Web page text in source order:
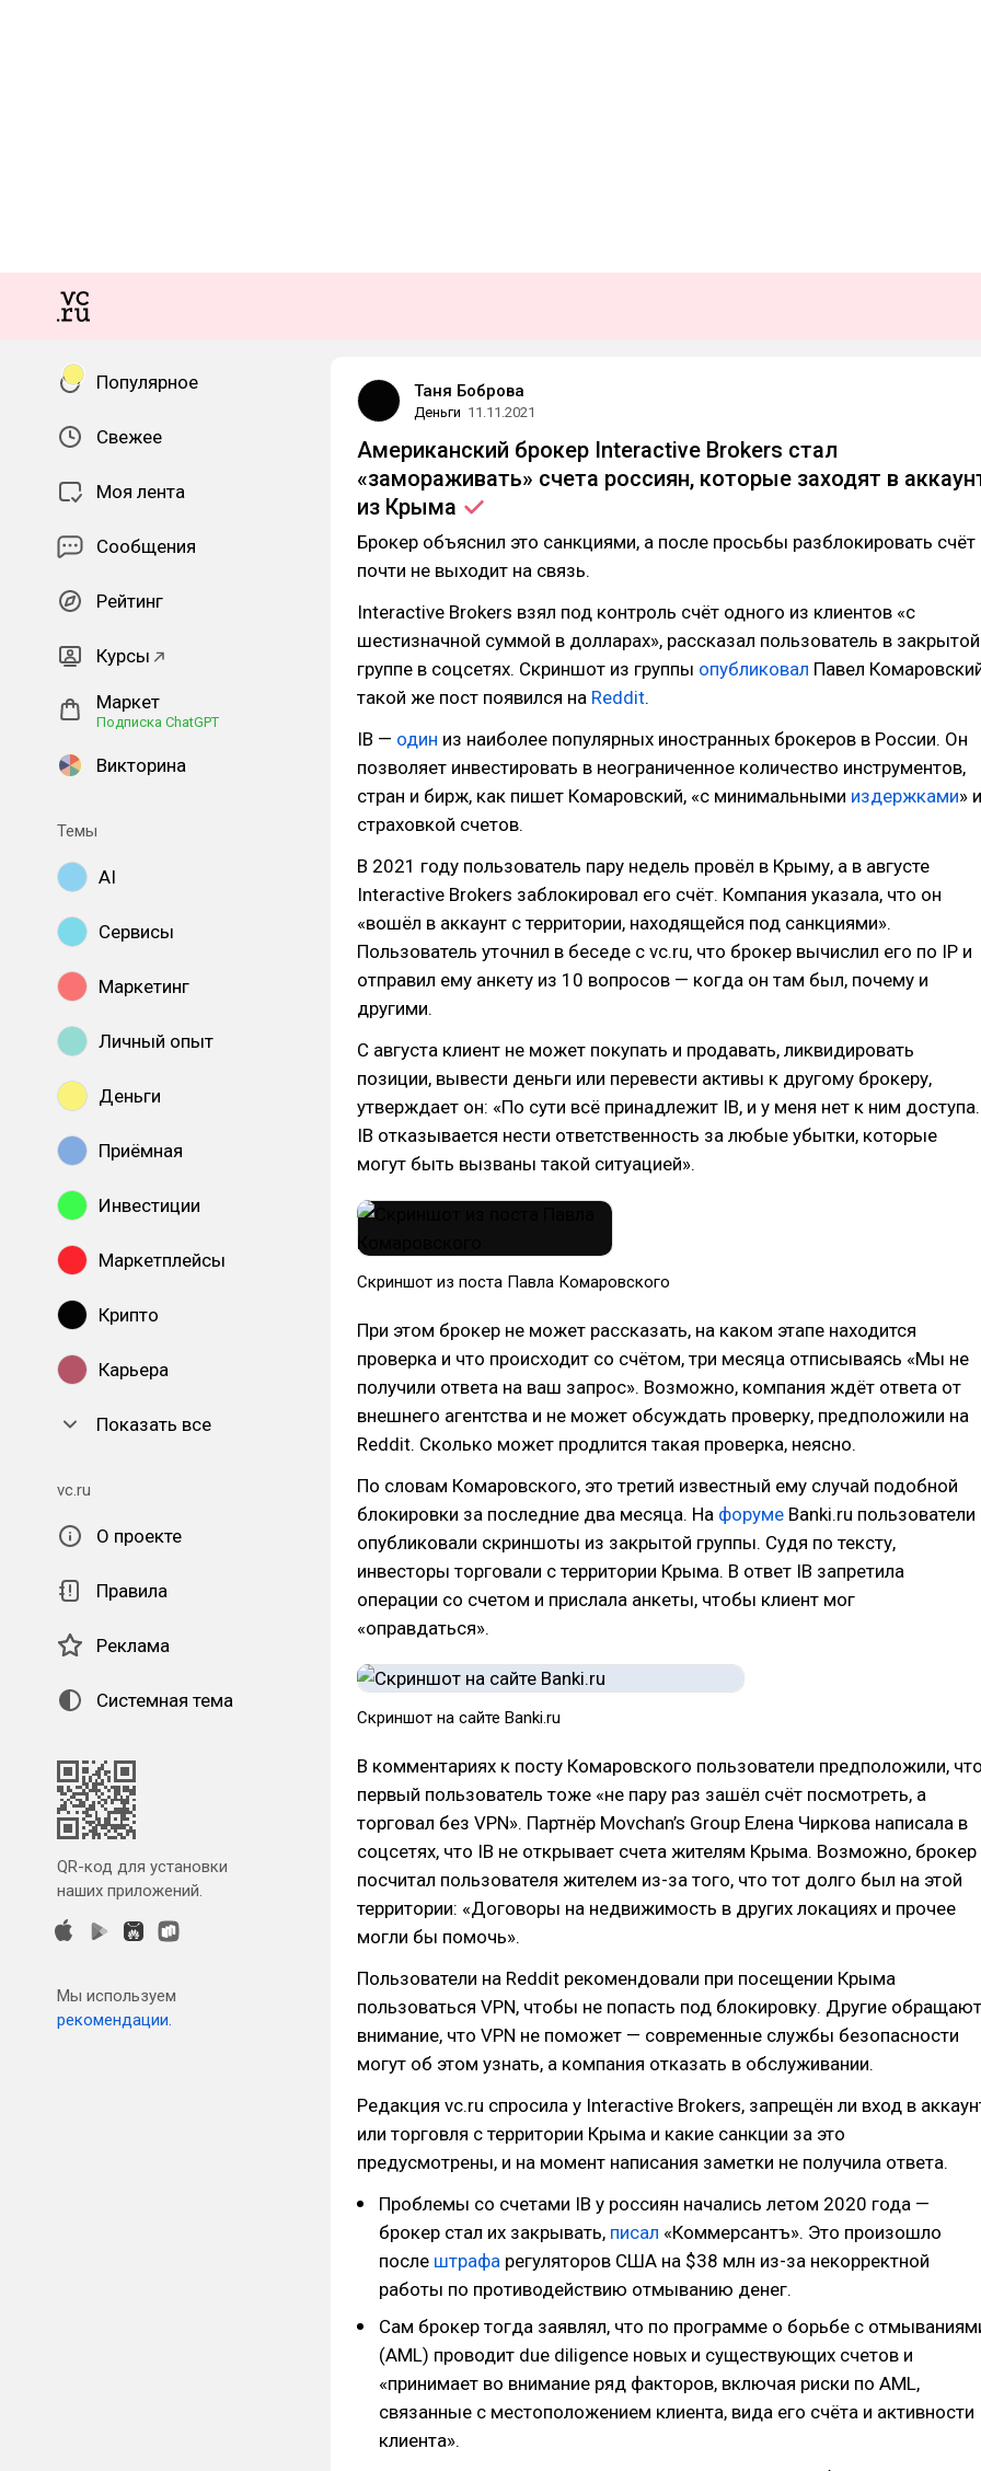
Популярное
Свежее
Моя лента
Сообщения
Рейтинг
Курсы
Маркет
Подписка ChatGPT
Викторина
Темы
AI
Сервисы
Маркетинг
Личный опыт
Деньги
Приёмная
Инвестиции
Маркетплейсы
Крипто
Карьера
Показать все
vc.ru
О проекте
Правила
Реклама
Системная тема
QR-код для установки
наших приложений.
Мы используем
рекомендации.
Таня Боброва
Деньги 11.11.2021
Американский брокер Interactive Brokers стал
«замораживать» счета россиян, которые заходят в
из Крыма
Брокер объяснил это санкциями, а после просьбы разблокировать счёт
почти не выходит на связь.
Interactive Brokers взял под контроль счёт одного из клиентов «с
шестизначной суммой в долларах», рассказал пользователь в закрытой
группе в соцсетях. Скриншот из группы опубликовал Павел
такой же пост появился на Reddit.
IB — один из наиболее популярных иностранных брокеров в России. Он
позволяет инвестировать в неограниченное количество инструментов,
стран и бирж, как пишет Комаровский, «с минимальными издержками» и
страховкой счетов.
В 2021 году пользователь пару недель провёл в Крыму, а в августе
Interactive Brokers заблокировал его счёт. Компания указала, что он
«вошёл в аккаунт с территории, находящейся под санкциями».
Пользователь уточнил в беседе с vc.ru, что брокер вычислил его по IP и
отправил ему анкету из 10 вопросов — когда он там был, почему и
другими.
С августа клиент не может покупать и продавать, ликвидировать
позиции, вывести деньги или перевести активы к другому брокеру,
утверждает он: «По сути всё принадлежит IB, и у меня нет к ним доступа.
IB отказывается нести ответственность за любые убытки, которые
могут быть вызваны такой ситуацией».
Скриншот из поста Павла Комаровского
При этом брокер не может рассказать, на каком этапе находится
проверка и что происходит со счётом, три месяца отписываясь «Мы не
получили ответа на ваш запрос». Возможно, компания ждёт ответа от
внешнего агентства и не может обсуждать проверку, предположили на
Reddit. Сколько может продлится такая проверка, неясно.
По словам Комаровского, это третий известный ему случай подобной
блокировки за последние два месяца. На форуме Banki.ru пользователи
опубликовали скриншоты из закрытой группы. Судя по тексту,
инвесторы торговали с территории Крыма. В ответ IB запретила
операции со счетом и прислала анкеты, чтобы клиент мог
«оправдаться».
Скриншот на сайте Banki.ru
В комментариях к посту Комаровского пользователи предположили,
первый пользователь тоже «не пару раз зашёл счёт посмотреть, а
торговал без VPN». Партнёр Movchan’s Group Елена Чиркова написала в
соцсетях, что IB не открывает счета жителям Крыма. Возможно, брокер
посчитал пользователя жителем из-за того, что тот долго был на этой
территории: «Договоры на недвижимость в других локациях и прочее
могли бы помочь».
Пользователи на Reddit рекомендовали при посещении Крыма
пользоваться VPN, чтобы не попасть под блокировку. Другие обращают
внимание, что VPN не поможет — современные службы безопасности
могут об этом узнать, а компания отказать в обслуживании.
Редакция vc.ru спросила у Interactive Brokers, запрещён ли вход в
или торговля с территории Крыма и какие санкции за это
предусмотрены, и на момент написания заметки не получила ответа.
Проблемы со счетами IB у россиян начались летом 2020 года —
брокер стал их закрывать, писал «Коммерсантъ». Это произошло
после штрафа регуляторов США на $38 млн из-за некорректной
работы по противодействию отмыванию денег.
Сам брокер тогда заявлял, что по программе о борьбе с
(AML) проводит due diligence новых и существующих счетов и
«принимает во внимание ряд факторов, включая риски по AML,
связанные с местоположением клиента, вида его счёта и активности
клиента».